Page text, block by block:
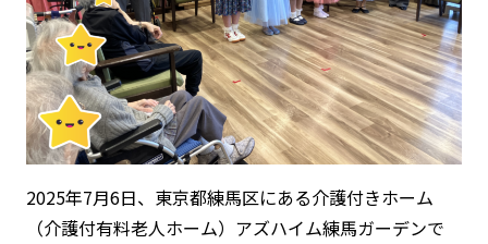
2025年7月6日、東京都練馬区にある介護付きホーム
（介護付有料老人ホーム）アズハイム練馬ガーデンで